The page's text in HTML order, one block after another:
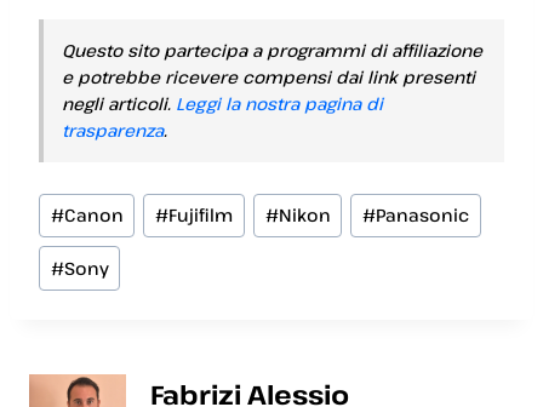
Questo sito partecipa a programmi di affiliazione
e potrebbe ricevere compensi dai link presenti
negli articoli. Leggi la nostra pagina di
trasparenza.
Tag
articolo:
#Canon #Fujifilm #Nikon #Panasonic
#Sony
Fabrizi Alessio